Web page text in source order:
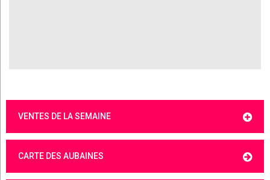
VENTES DE LA SEMAINE
CARTE DES AUBAINES